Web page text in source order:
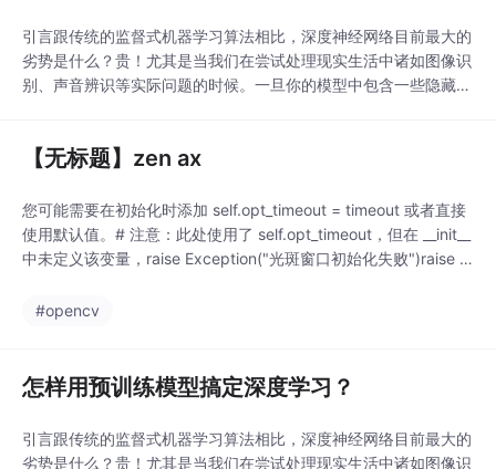
引言跟传统的监督式机器学习算法相比，深度神经网络目前最大的
劣势是什么？贵！尤其是当我们在尝试处理现实生活中诸如图像识
别、声音辨识等实际问题的时候。一旦你的模型中包含一些隐藏层
进行小改动便可投入使用。在这篇文章中，我将会讲述如何使用预
【无标题】zen ax
您可能需要在初始化时添加 self.opt_timeout = timeout 或者直接
使用默认值。# 注意：此处使用了 self.opt_timeout，但在 __init__
中未定义该变量，raise Exception("光斑窗口初始化失败")raise E
c 的定义。
#opencv
怎样用预训练模型搞定深度学习？
引言跟传统的监督式机器学习算法相比，深度神经网络目前最大的
劣势是什么？贵！尤其是当我们在尝试处理现实生活中诸如图像识